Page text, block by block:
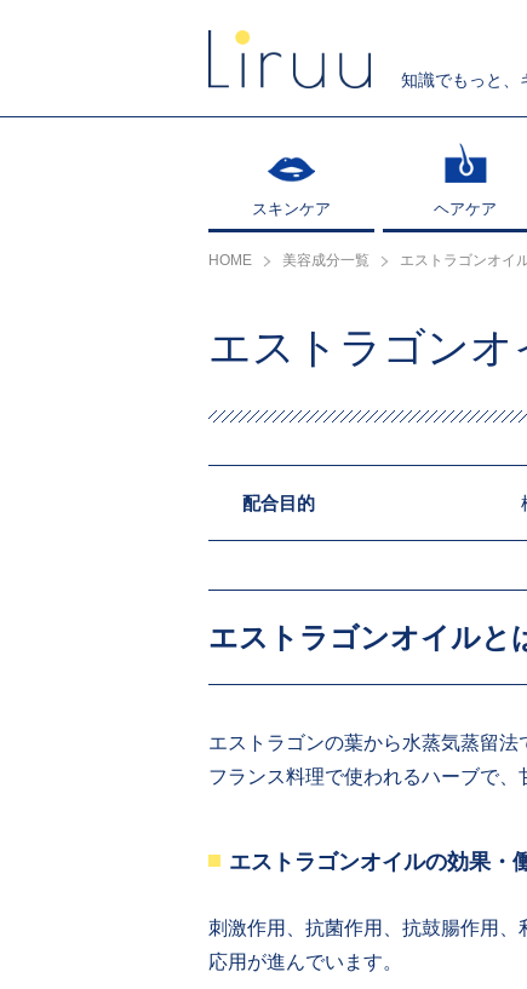
知識でもっと、
スキンケア
スキンケア ヘアケア
ヘアケア
HOME 美容成分一覧 エストラゴンオイ
エストラゴンオ
配合目的
エストラゴンオイルと
エストラゴンの葉から水蒸気蒸留法
フランス料理で使われるハーブで、
エストラゴンオイルの効果・
刺激作用、抗菌作用、抗鼓腸作用
応用が進んでいます。